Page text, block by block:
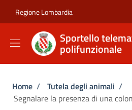
Regione Lombardia
Sportello
polifunzionale
Briciole di pane
Home / Tutela degli animali /
Segnalare la presenza di una